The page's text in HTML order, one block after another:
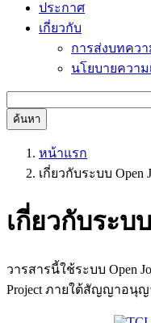
ประกาศ
เกี่ยวกับ
การส่งบทควา
นโยบายควา
ค้นหา
หน้าแรก
เกี่ยวกับระบบ Open
เกี่ยวกับระบ
วารสารนี้ใช้ระบบ Open
Project ภายใต้สัญญาอนุญา